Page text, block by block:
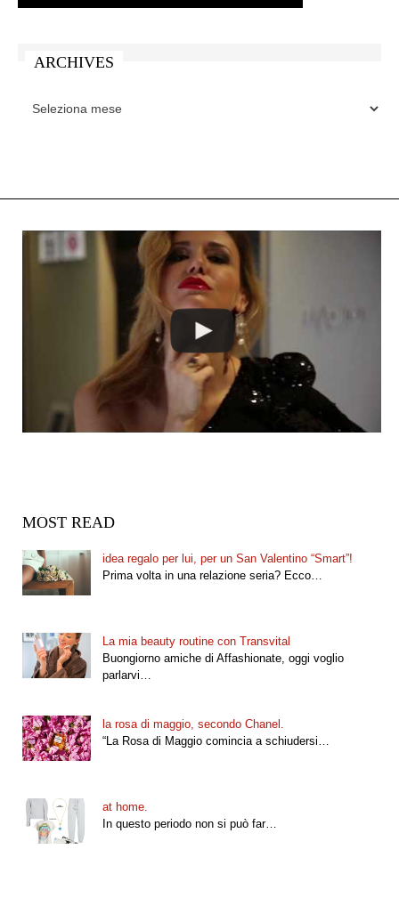
ARCHIVES
MOST READ
idea regalo per lui, per un San Valentino “Smart”!
Prima volta in una relazione seria? Ecco…
La mia beauty routine con Transvital
Buongiorno amiche di Affashionate, oggi voglio
parlarvi…
la rosa di maggio, secondo Chanel.
“La Rosa di Maggio comincia a schiudersi…
at home.
In questo periodo non si può far…